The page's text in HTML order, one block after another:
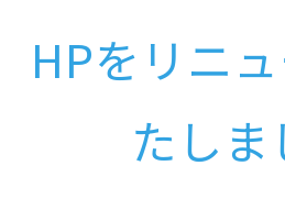
HPをリニ
たしま